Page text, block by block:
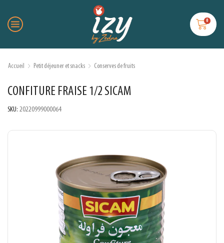
0
Accueil Petit déjeuner et snacks Conserves de fruits
CONFITURE FRAISE 1/2 SICAM
SKU: 20220999000064